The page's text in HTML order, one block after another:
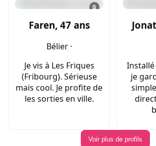
🔒
Faren, 47 ans
Bélier ·
Je vis à Les Friques
(Fribourg). Sérieuse
mais cool. Je profite de
les sorties en ville.
Installé
je
Voir plus de profils